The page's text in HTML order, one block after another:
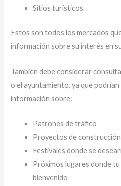
Sitios turísticos
Estos son todos los mercados
información sobre su interés en
También debe considerar
o el ayuntamiento, ya que
información sobre:
Patrones de tráfico
Proyectos de
Festivales donde se
Próximos lugares donde
bienvenido